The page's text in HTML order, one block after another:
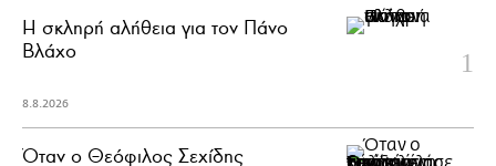
H σκληρή αλήθεια για τον Πάνο
Βλάχο
8.8.2026
Όταν ο Θεόφιλος Σεχίδης